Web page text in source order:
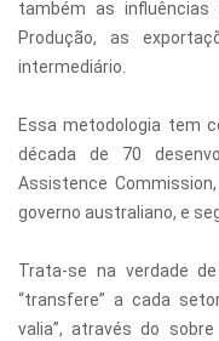
também as
Produção, as
intermediário.
Essa metodologia tem
década de 70
Assistence
governo australiano, e
Trata-se na verdade
“transfere” a cada
valia”, através do